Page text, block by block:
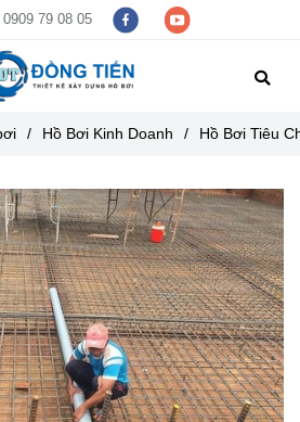
0909 79 08 05
/ Hồ Bơi Kinh Doanh / Hồ Bơi Tiêu